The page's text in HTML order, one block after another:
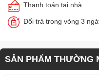
Thanh toán tại nhà
Đổi trả trong vòng 3
SẢN PHẨM THƯỜNG